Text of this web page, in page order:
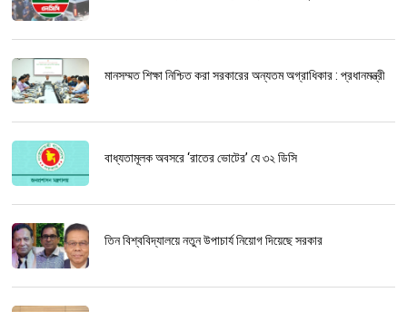
মানসম্মত শিক্ষা নিশ্চিত করা সরকারের অন্যতম অগ্রাধিকার : প্রধানমন্ত্রী
বাধ্যতামূলক অবসরে ‘রাতের ভোটের’ যে ৩২ ডিসি
তিন বিশ্ববিদ্যালয়ে নতুন উপাচার্য নিয়োগ দিয়েছে সরকার